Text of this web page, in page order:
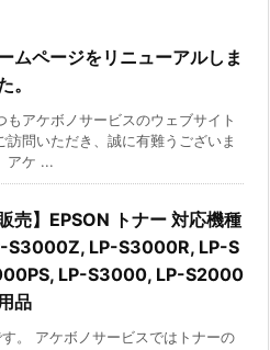
ムページをリニューアルしま
。
もアケボノサービスのウェブサイト
訪問いただき、誠に有難うございま
アケ ...
販売】EPSON トナー 対応機種
S3000Z, LP-S3000R, LP-S
LP-S3000, LP-S2000
品
。 アケボノサービスではトナーの